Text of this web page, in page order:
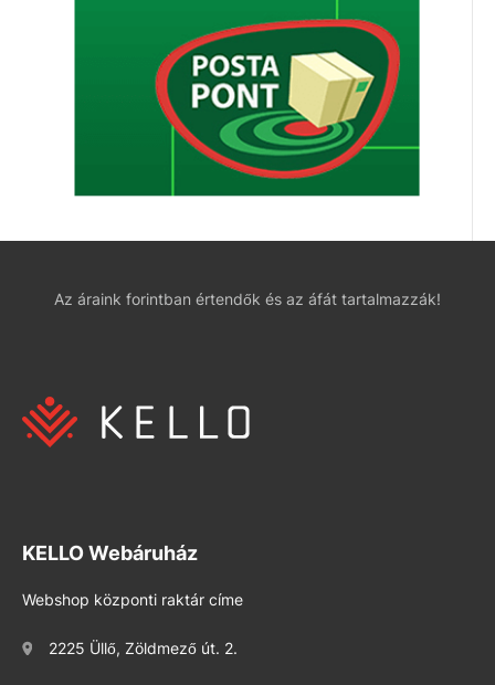
Az áraink forintban értendők és az áfát tartalmazzák!
KELLO Webáruház
Webshop központi raktár címe
2225 Üllő, Zöldmező út. 2.